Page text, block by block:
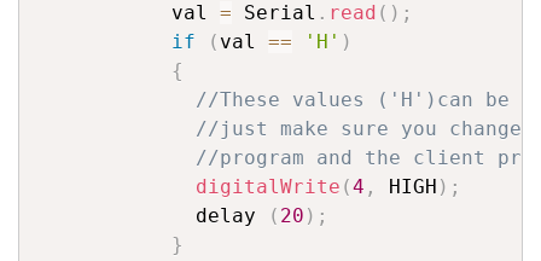
           val
= Serial . read ( ) ;
if
( val == 'H' )
{
//These values ('H')can be
//just make sure you
//program and the client
digitalWrite (4 , HIGH ) ;
             delay
( 20 ) ;
}